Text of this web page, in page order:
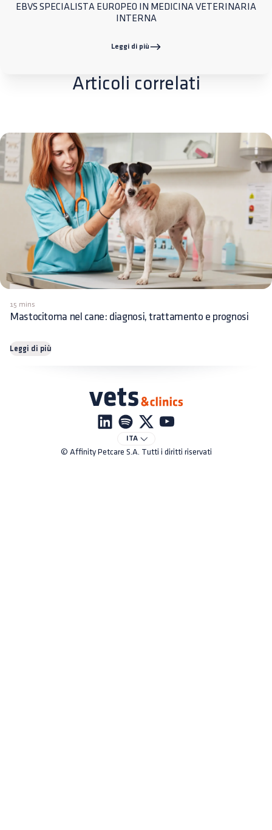
EBVS SPECIALISTA EUROPEO IN MEDICINA VETERINARIA
INTERNA
Leggi di più
Articoli correlati
15 mins
Mastocitoma nel cane: diagnosi, trattamento e prognosi
Leggi di più
ITA
© Affinity Petcare S.A. Tutti i diritti riservati